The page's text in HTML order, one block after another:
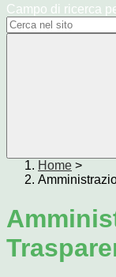
Campo di ricerca
Home >